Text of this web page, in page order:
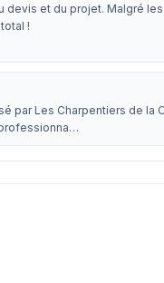
devis et du projet. Malgré
!
par Les Charpentiers de la